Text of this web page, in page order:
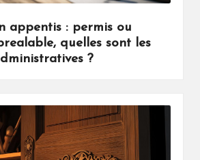
appentis : permis ou
quelles sont les
?